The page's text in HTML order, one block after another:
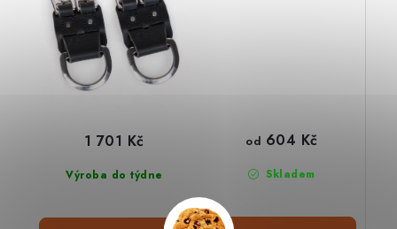
Výroba do týdne
1 701 Kč
Skladem
od 604 Kč